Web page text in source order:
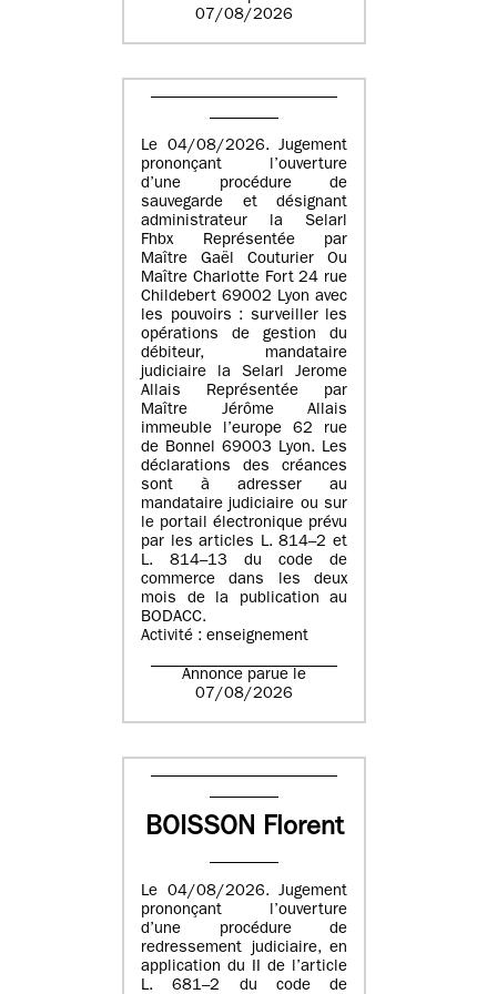
07/08/2026
Le 04/08/2026. Jugement
prononçant l’ouverture
d’une procédure de
sauvegarde et désignant
administrateur la Selarl
Fhbx Représentée par
Maître Gaël Couturier Ou
Maître Charlotte Fort 24 rue
Childebert 69002 Lyon avec
les pouvoirs : surveiller les
opérations de gestion du
débiteur, mandataire
judiciaire la Selarl Jerome
Allais Représentée par
Maître Jérôme Allais
immeuble l’europe 62 rue
de Bonnel 69003 Lyon. Les
déclarations des créances
sont à adresser au
mandataire judiciaire ou sur
le portail électronique prévu
par les articles L. 814–2 et
L. 814–13 du code de
commerce dans les deux
mois de la publication au
BODACC.
Activité : enseignement
Annonce parue le
07/08/2026
BOISSON Florent
Le 04/08/2026. Jugement
prononçant l’ouverture
d’une procédure de
redressement judiciaire, en
application du II de l’article
L. 681–2 du code de